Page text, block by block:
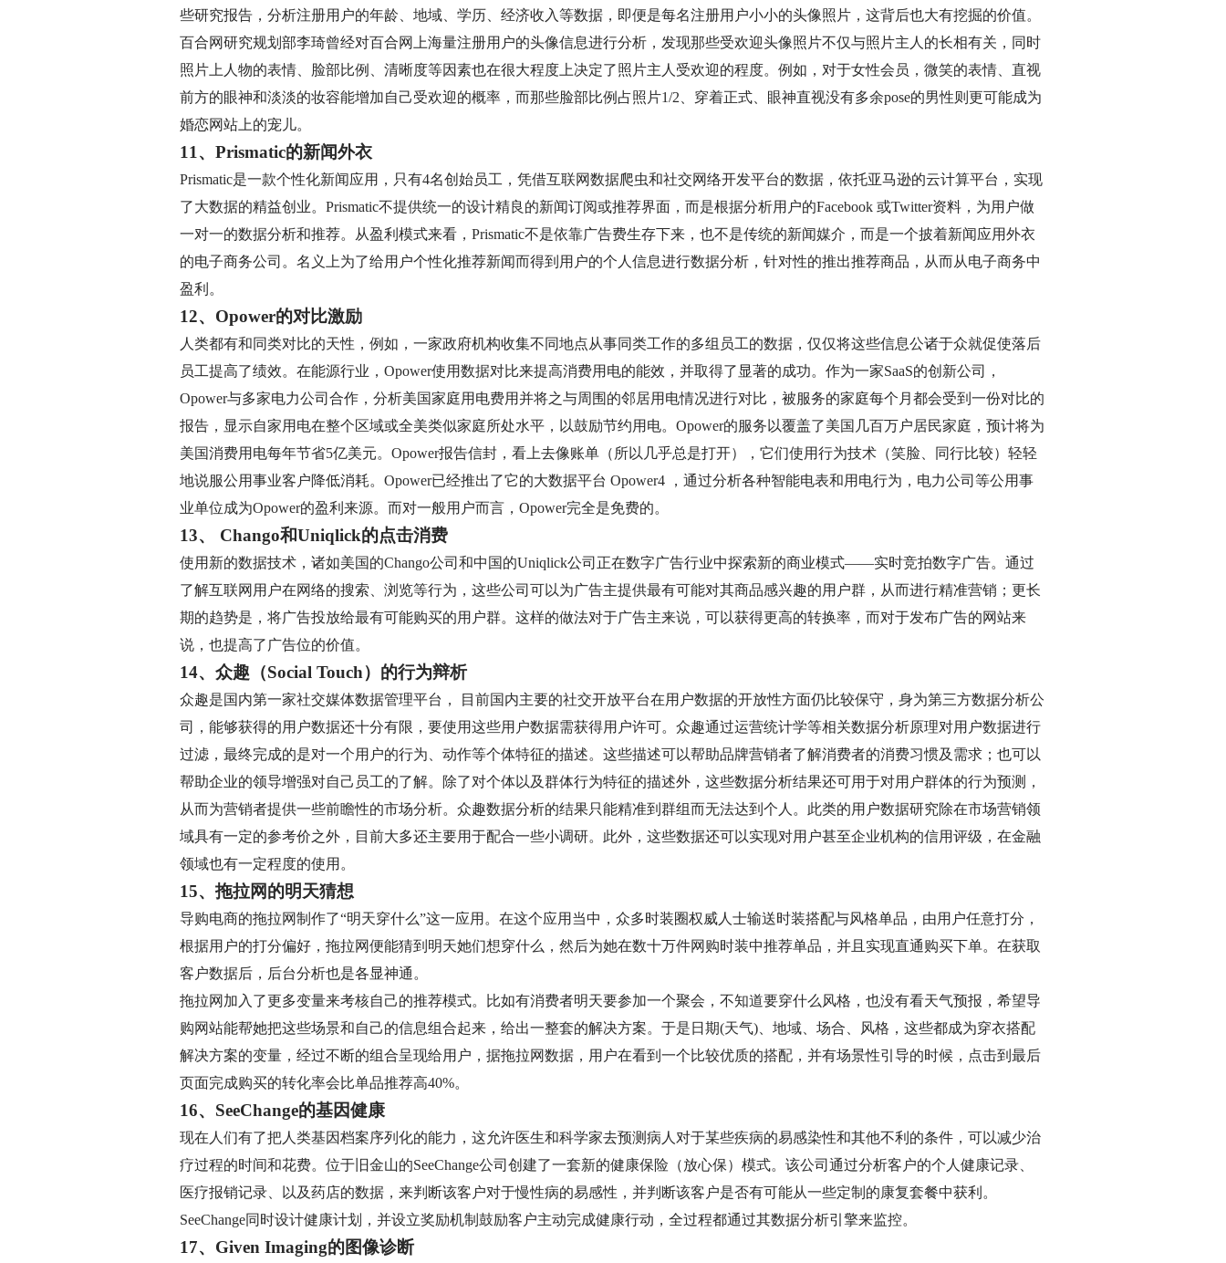
些研究报告，分析注册用户的年龄、地域、学历、经济收入等数据，即便是每名注册用户小小的头像照片，这背后也大有挖掘的价值。
百合网研究规划部李琦曾经对百合网上海量注册用户的头像信息进行分析，发现那些受欢迎头像照片不仅与照片主人的长相有关，同时
照片上人物的表情、脸部比例、清晰度等因素也在很大程度上决定了照片主人受欢迎的程度。例如，对于女性会员，微笑的表情、直视
前方的眼神和淡淡的妆容能增加自己受欢迎的概率，而那些脸部比例占照片1/2、穿着正式、眼神直视没有多余pose的男性则更可能成为
婚恋网站上的宠儿。
11、Prismatic的新闻外衣
Prismatic是一款个性化新闻应用，只有4名创始员工，凭借互联网数据爬虫和社交网络开发平台的数据，依托亚马逊的云计算平台，实现
了大数据的精益创业。Prismatic不提供统一的设计精良的新闻订阅或推荐界面，而是根据分析用户的Facebook 或Twitter资料，为用户做
一对一的数据分析和推荐。从盈利模式来看，Prismatic不是依靠广告费生存下来，也不是传统的新闻媒介，而是一个披着新闻应用外衣
的电子商务公司。名义上为了给用户个性化推荐新闻而得到用户的个人信息进行数据分析，针对性的推出推荐商品，从而从电子商务中
盈利。
12、Opower的对比激励
人类都有和同类对比的天性，例如，一家政府机构收集不同地点从事同类工作的多组员工的数据，仅仅将这些信息公诸于众就促使落后
员工提高了绩效。在能源行业，Opower使用数据对比来提高消费用电的能效，并取得了显著的成功。作为一家SaaS的创新公司，
Opower与多家电力公司合作，分析美国家庭用电费用并将之与周围的邻居用电情况进行对比，被服务的家庭每个月都会受到一份对比的
报告，显示自家用电在整个区域或全美类似家庭所处水平，以鼓励节约用电。Opower的服务以覆盖了美国几百万户居民家庭，预计将为
美国消费用电每年节省5亿美元。Opower报告信封，看上去像账单（所以几乎总是打开），它们使用行为技术（笑脸、同行比较）轻轻
地说服公用事业客户降低消耗。Opower已经推出了它的大数据平台 Opower4 ，通过分析各种智能电表和用电行为，电力公司等公用事
业单位成为Opower的盈利来源。而对一般用户而言，Opower完全是免费的。
13、 Chango和Uniqlick的点击消费
使用新的数据技术，诸如美国的Chango公司和中国的Uniqlick公司正在数字广告行业中探索新的商业模式——实时竞拍数字广告。通过
了解互联网用户在网络的搜索、浏览等行为，这些公司可以为广告主提供最有可能对其商品感兴趣的用户群，从而进行精准营销；更长
期的趋势是，将广告投放给最有可能购买的用户群。这样的做法对于广告主来说，可以获得更高的转换率，而对于发布广告的网站来
说，也提高了广告位的价值。
14、众趣（Social Touch）的行为辩析
众趣是国内第一家社交媒体数据管理平台， 目前国内主要的社交开放平台在用户数据的开放性方面仍比较保守，身为第三方数据分析公
司，能够获得的用户数据还十分有限，要使用这些用户数据需获得用户许可。众趣通过运营统计学等相关数据分析原理对用户数据进行
过滤，最终完成的是对一个用户的行为、动作等个体特征的描述。这些描述可以帮助品牌营销者了解消费者的消费习惯及需求；也可以
帮助企业的领导增强对自己员工的了解。除了对个体以及群体行为特征的描述外，这些数据分析结果还可用于对用户群体的行为预测，
从而为营销者提供一些前瞻性的市场分析。众趣数据分析的结果只能精准到群组而无法达到个人。此类的用户数据研究除在市场营销领
域具有一定的参考价之外，目前大多还主要用于配合一些小调研。此外，这些数据还可以实现对用户甚至企业机构的信用评级，在金融
领域也有一定程度的使用。
15、拖拉网的明天猜想
导购电商的拖拉网制作了“明天穿什么”这一应用。在这个应用当中，众多时装圈权威人士输送时装搭配与风格单品，由用户任意打分，
根据用户的打分偏好，拖拉网便能猜到明天她们想穿什么，然后为她在数十万件网购时装中推荐单品，并且实现直通购买下单。在获取
客户数据后，后台分析也是各显神通。
拖拉网加入了更多变量来考核自己的推荐模式。比如有消费者明天要参加一个聚会，不知道要穿什么风格，也没有看天气预报，希望导
购网站能帮她把这些场景和自己的信息组合起来，给出一整套的解决方案。于是日期(天气)、地域、场合、风格，这些都成为穿衣搭配
解决方案的变量，经过不断的组合呈现给用户，据拖拉网数据，用户在看到一个比较优质的搭配，并有场景性引导的时候，点击到最后
页面完成购买的转化率会比单品推荐高40%。
16、SeeChange的基因健康
现在人们有了把人类基因档案序列化的能力，这允许医生和科学家去预测病人对于某些疾病的易感染性和其他不利的条件，可以减少治
疗过程的时间和花费。位于旧金山的SeeChange公司创建了一套新的健康保险（放心保）模式。该公司通过分析客户的个人健康记录、
医疗报销记录、以及药店的数据，来判断该客户对于慢性病的易感性，并判断该客户是否有可能从一些定制的康复套餐中获利。
SeeChange同时设计健康计划，并设立奖励机制鼓励客户主动完成健康行动，全过程都通过其数据分析引擎来监控。
17、Given Imaging的图像诊断